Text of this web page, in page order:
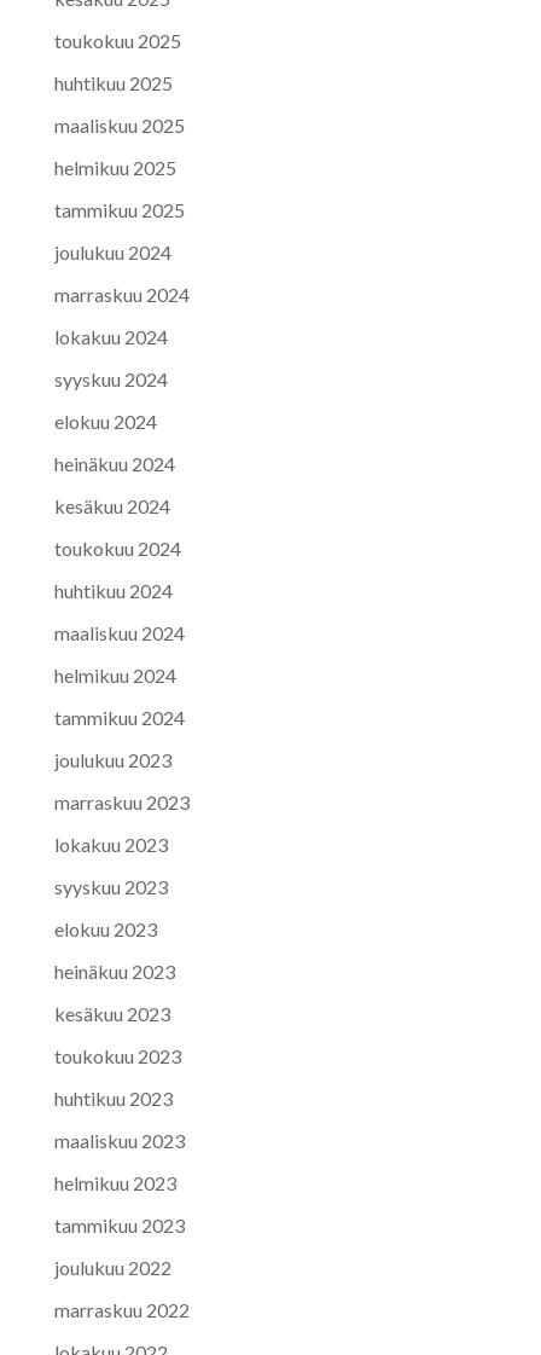
toukokuu 2025
huhtikuu 2025
maaliskuu 2025
helmikuu 2025
tammikuu 2025
joulukuu 2024
marraskuu 2024
lokakuu 2024
syyskuu 2024
elokuu 2024
heinäkuu 2024
kesäkuu 2024
toukokuu 2024
huhtikuu 2024
maaliskuu 2024
helmikuu 2024
tammikuu 2024
joulukuu 2023
marraskuu 2023
lokakuu 2023
syyskuu 2023
elokuu 2023
heinäkuu 2023
kesäkuu 2023
toukokuu 2023
huhtikuu 2023
maaliskuu 2023
helmikuu 2023
tammikuu 2023
joulukuu 2022
marraskuu 2022